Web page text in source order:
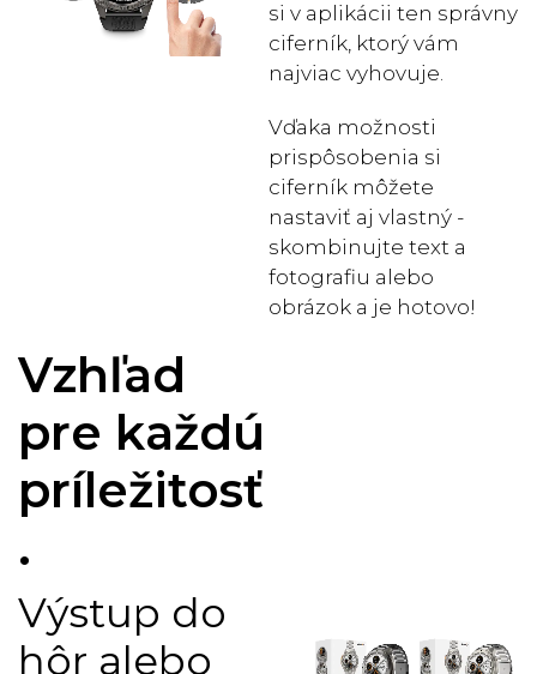
si v aplikácii ten správny
ciferník, ktorý vám
najviac vyhovuje.
Vďaka možnosti
prispôsobenia si
ciferník môžete
nastaviť aj vlastný -
skombinujte text a
fotografiu alebo
obrázok a je hotovo!
Vzhľad
pre každú
príležitosť
.
Výstup do
hôr alebo